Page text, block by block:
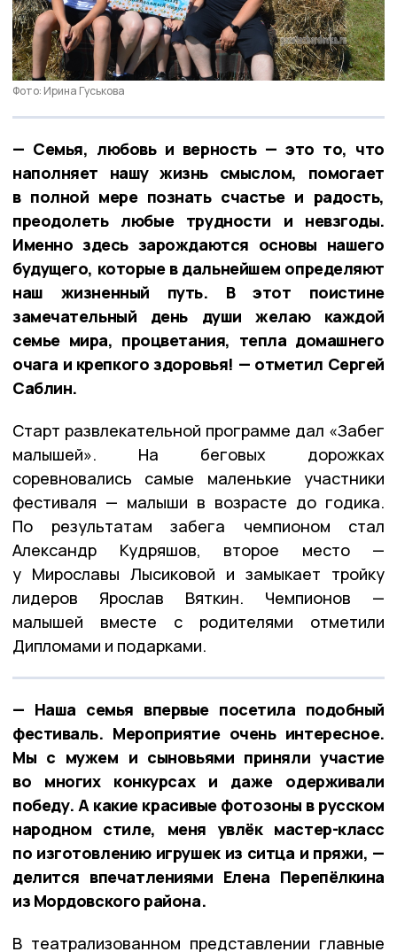
Фото: Ирина Гуськова
— Семья, любовь и верность — это то, что
наполняет нашу жизнь смыслом, помогает
в полной мере познать счастье и радость,
преодолеть любые трудности и невзгоды.
Именно здесь зарождаются основы нашего
будущего, которые в дальнейшем определяют
наш жизненный путь. В этот поистине
замечательный день души желаю каждой
семье мира, процветания, тепла домашнего
очага и крепкого здоровья! — отметил Сергей
Саблин.
Старт развлекательной программе дал «Забег
малышей». На беговых дорожках
соревновались самые маленькие участники
фестиваля — малыши в возрасте до годика.
По результатам забега чемпионом стал
Александр Кудряшов, второе место —
у Мирославы Лысиковой и замыкает тройку
лидеров Ярослав Вяткин. Чемпионов —
малышей вместе с родителями отметили
Дипломами и подарками.
— Наша семья впервые посетила подобный
фестиваль. Мероприятие очень интересное.
Мы с мужем и сыновьями приняли участие
во многих конкурсах и даже одерживали
победу. А какие красивые фотозоны в русском
народном стиле, меня увлёк мастер-класс
по изготовлению игрушек из ситца и пряжи, —
делится впечатлениями Елена Перепёлкина
из Мордовского района.
В театрализованном представлении главные